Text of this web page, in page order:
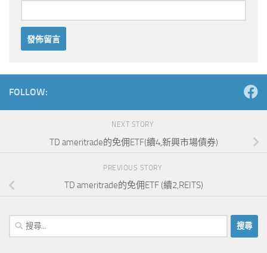
FOLLOW:
NEXT STORY
TD ameritrade的免佣ETF(續4,新興市場債券)
PREVIOUS STORY
TD ameritrade的免佣ETF (續2,REITS)
搜
尋